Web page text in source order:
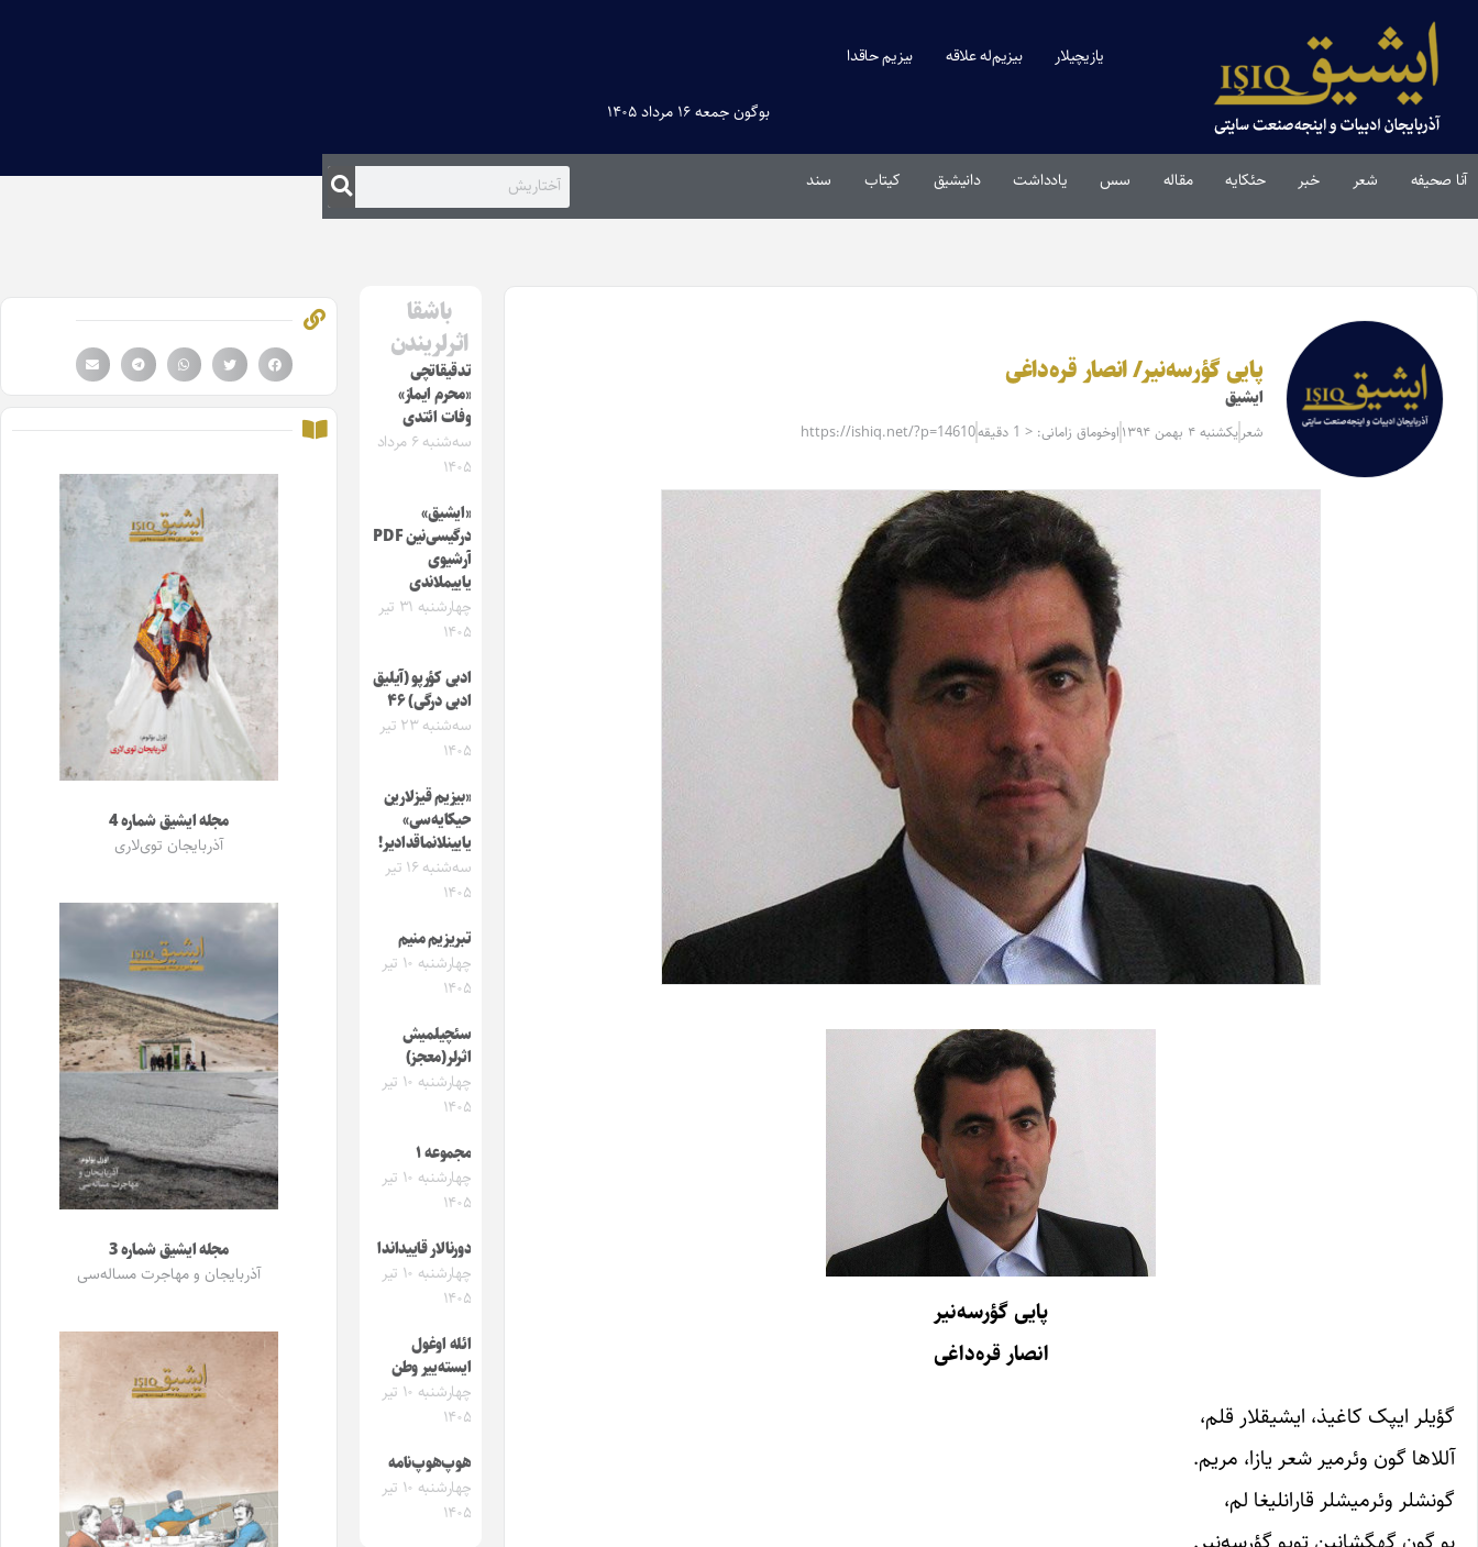
یازیچیلار بیزیم‌له علاقه بیزیم حاقدا
بوگون جمعه ۱۶ مرداد ۱۴۰۵
آنا صحیفه شعر خبر حئکایه مقاله‌ سس یادداشت دانیشیق کیتاب سند
پایی گؤرسه‌نیر/ انصار قره‌داغی
ایشیق
شعر یکشنبه ۴ بهمن ۱۳۹۴ اوخوماق زامانی: < 1 دقیقه https://ishiq.net/?p=14610
پایی گؤرسه‌نیر
انصار قره‌داغی
گؤیلر ایپک کاغیذ، ایشیقلار قلم،
آللاها گون وئرمیر شعر یازا، مریم.
گونشلر وئرمیشلر قارانلیغا لم،
باشقا
اثرلریندن
تدقیقاتچی
«محرم ایماز»
وفات ائتدی
سه‌شنبه ۶ مرداد
۱۴۰۵
«ایشیق»
درگیسی‌نین PDF
آرشیوی
یاییملاندی
چهارشنبه ۳۱ تیر
۱۴۰۵
ادبی کؤرپو (آیلیق
ادبی درگی) ۴۶
سه‌شنبه ۲۳ تیر
۱۴۰۵
«بیزیم قیزلارین
حیکایه‌سی»
یایینلانماقدادیر!
سه‌شنبه ۱۶ تیر
۱۴۰۵
تبریزیم منیم
چهارشنبه ۱۰ تیر
۱۴۰۵
سئچیلمیش
اثرلر(معجز)
چهارشنبه ۱۰ تیر
۱۴۰۵
مجموعه ۱
چهارشنبه ۱۰ تیر
۱۴۰۵
دورنالار قاییداندا
چهارشنبه ۱۰ تیر
۱۴۰۵
ائله اوغول
ایسته‌ییر وطن
چهارشنبه ۱۰ تیر
۱۴۰۵
هوپ‌هوپ‌نامه
چهارشنبه ۱۰ تیر
۱۴۰۵
مجله ایشیق شماره 4
آذربایجان توی‌لاری
مجله ایشیق شماره 3
آذربایجان و مهاجرت مساله‌سی